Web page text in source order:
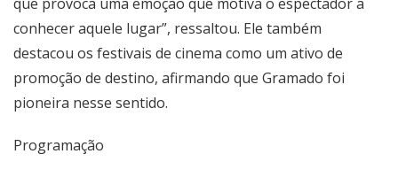
conhecer aquele lugar”, ressaltou. Ele também
destacou os festivais de cinema como um ativo de
promoção de destino, afirmando que Gramado foi
pioneira nesse sentido.
Programação